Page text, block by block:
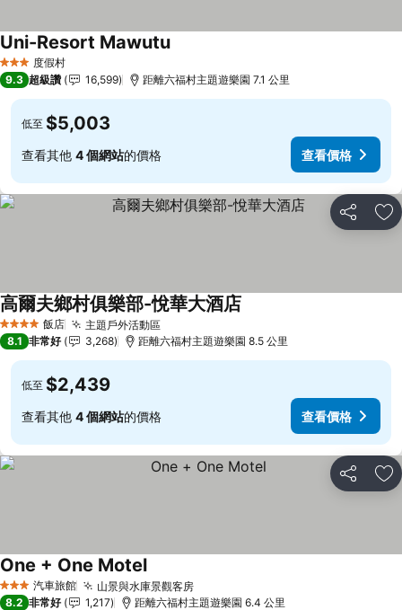
3 星級 度假村
Uni-Resort Mawutu
9.3 超級讚 16,599 距離六福村主題遊樂園 7.1 公里
低至 $5,003
查看其他 4 個網站的價格 查看價格
分享 加
4 星級 飯店 主題戶外活動區
高爾夫鄉村俱樂部-悅華大酒店
8.1 非常好 3,268 距離六福村主題遊樂園 8.5 公里
低至 $2,439
查看其他 4 個網站的價格 查看價格
分享 加
3 星級 汽車旅館 山景與水庫景觀客房
One + One Motel
8.2 非常好 1,217 距離六福村主題遊樂園 6.4 公里